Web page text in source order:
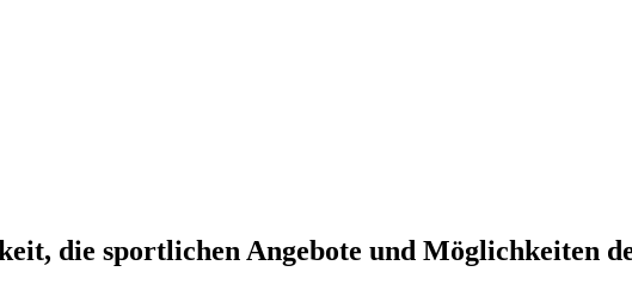
die sportlichen Angebote und Möglichkeiten